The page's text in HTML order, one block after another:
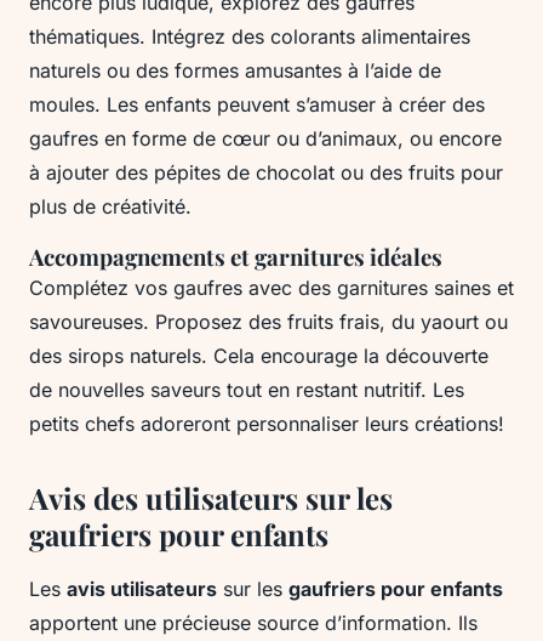
thématiques. Intégrez des colorants alimentaires
naturels ou des formes amusantes à l’aide de
moules. Les enfants peuvent s’amuser à créer des
gaufres en forme de cœur ou d’animaux, ou encore
à ajouter des pépites de chocolat ou des fruits pour
plus de créativité.
Accompagnements et garnitures idéales
Complétez vos gaufres avec des garnitures saines et
savoureuses. Proposez des fruits frais, du yaourt ou
des sirops naturels. Cela encourage la découverte
de nouvelles saveurs tout en restant nutritif. Les
petits chefs adoreront personnaliser leurs créations!
Avis des utilisateurs sur les
gaufriers pour enfants
Les avis utilisateurs sur les gaufriers pour enfants
apportent une précieuse source d’information. Ils